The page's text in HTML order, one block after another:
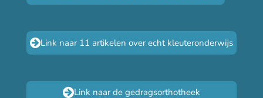
Link naar 11 artikelen over echt kleuteronderwijs
Link naar de gedragsorthotheek